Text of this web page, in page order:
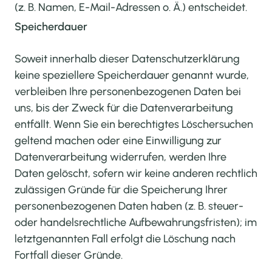
(z. B. Namen, E-Mail-Adressen o. Ä.) entscheidet.
Speicherdauer
Soweit innerhalb dieser Datenschutzerklärung
keine speziellere Speicherdauer genannt wurde,
verbleiben Ihre personenbezogenen Daten bei
uns, bis der Zweck für die Datenverarbeitung
entfällt. Wenn Sie ein berechtigtes Löschersuchen
geltend machen oder eine Einwilligung zur
Datenverarbeitung widerrufen, werden Ihre
Daten gelöscht, sofern wir keine anderen rechtlich
zulässigen Gründe für die Speicherung Ihrer
personenbezogenen Daten haben (z. B. steuer-
oder handelsrechtliche Aufbewahrungsfristen); im
letztgenannten Fall erfolgt die Löschung nach
Fortfall dieser Gründe.